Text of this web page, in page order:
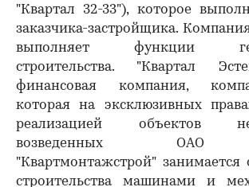
"Квартал 32-33"), которое
заказчика-застройщика.
выполняет функции
строительства. "Квартал
финансовая компания,
которая на эксклюзивных
реализацией объектов
возведенных ОАО
"Квартмонтажстрой" занимается
строительства машинами и